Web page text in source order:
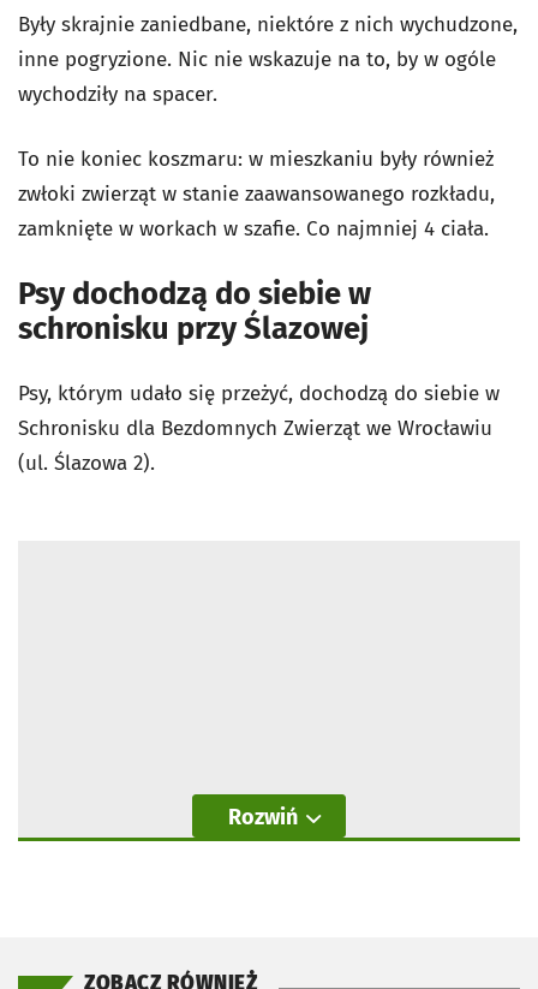
Były skrajnie zaniedbane, niektóre z nich wychudzone,
inne pogryzione. Nic nie wskazuje na to, by w ogóle
wychodziły na spacer.
To nie koniec koszmaru: w mieszkaniu były również
zwłoki zwierząt w stanie zaawansowanego rozkładu,
zamknięte w workach w szafie. Co najmniej 4 ciała.
Psy dochodzą do siebie w
schronisku przy Ślazowej
Psy, którym udało się przeżyć, dochodzą do siebie w
Schronisku dla Bezdomnych Zwierząt we Wrocławiu
(ul. Ślazowa 2).
Rozwiń
ZOBACZ RÓWNIEŻ